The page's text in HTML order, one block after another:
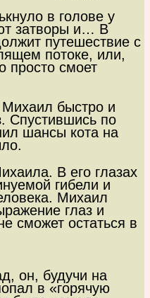
в голове у
затворы и… В
путешествие с
потоке, или,
просто смоет
быстро и
Спустившись по
шансы кота на
В его глазах
гибели и
Михаил
глаз и
сможет остаться в
он, будучи на
в «горячую